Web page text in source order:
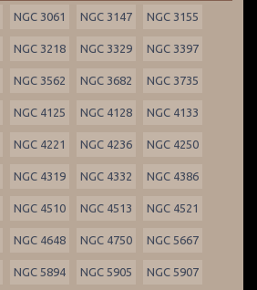
NGC 3061 NGC 3147 NGC 3155
NGC 3218 NGC 3329 NGC 3397
NGC 3562 NGC 3682 NGC 3735
NGC 4125 NGC 4128 NGC 4133
NGC 4221 NGC 4236 NGC 4250
NGC 4319 NGC 4332 NGC 4386
NGC 4510 NGC 4513 NGC 4521
NGC 4648 NGC 4750 NGC 5667
NGC 5894 NGC 5905 NGC 5907